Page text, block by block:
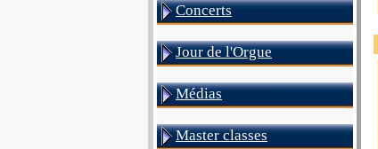
Concerts
Jour de l'Orgue
Médias
Master classes